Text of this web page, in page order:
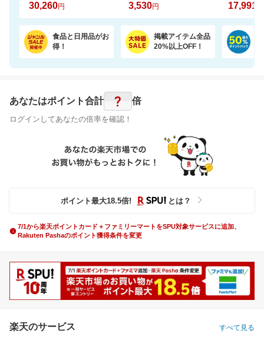
30,260円 3,530円 17,991
食品と日用品がお
得！
掲載アイテム全品
20%以上OFF！
あなたはポイント合計 ? 倍
ログインしてあなたの倍率を確認！
ポイント最大18.5倍! とは？
7/1から楽天ポイントカード＋ファミリーマートをSPU対象サービスに追加、
Rakuten Pashaのポイント獲得条件を変更
楽天のサービス すべて見る